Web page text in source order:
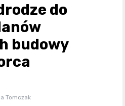
do
budowy
Tomczak